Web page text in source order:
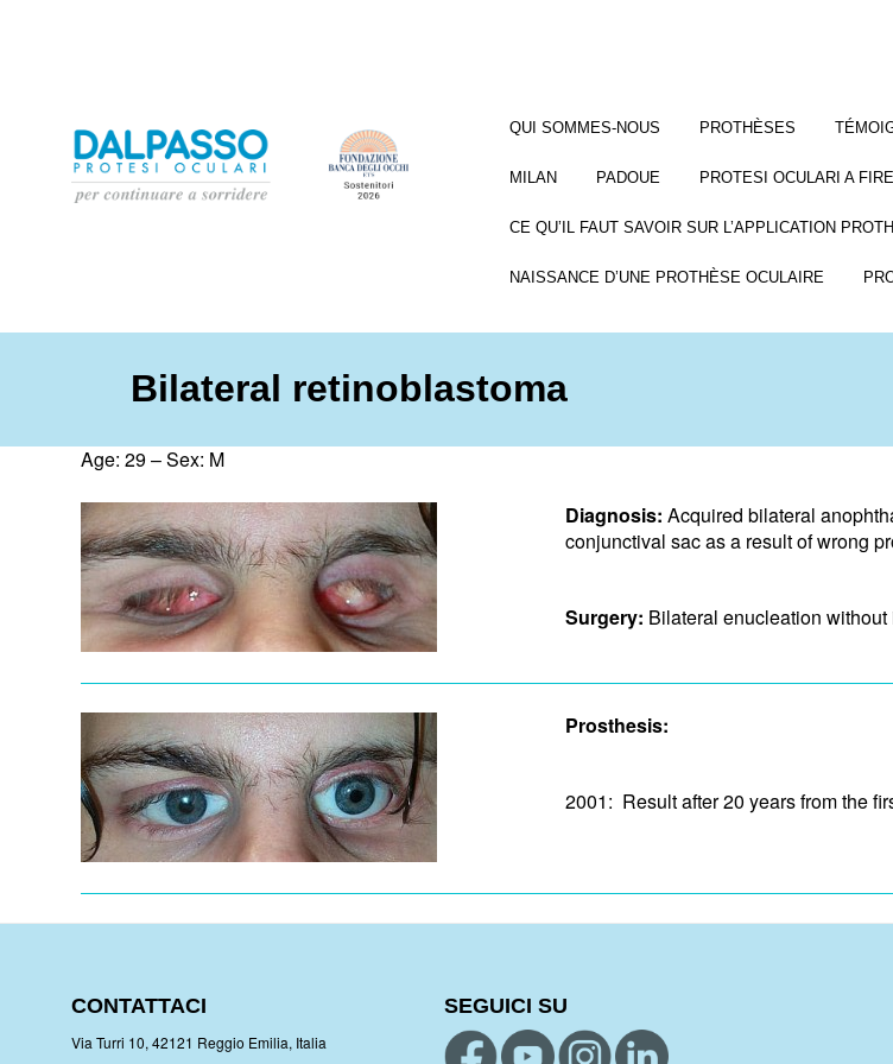
QUI SOMMES-NOUS PROTHÈSES
MILAN PADOUE PROTESI OCULARI A
CE QU’IL FAUT SAVOIR SUR L’APPLICATION
NAISSANCE D’UNE PROTHÈSE OCULAIRE
Bilateral retinoblastoma
Age: 29 – Sex: M
Diagnosis: Acquired bilateral
conjunctival sac as a result of wrong
Surgery: Bilateral enucleation
Prosthesis:
2001: Result after 20 years from the
CONTATTACI
Via Turri 10, 42121 Reggio Emilia, Italia
SEGUICI SU